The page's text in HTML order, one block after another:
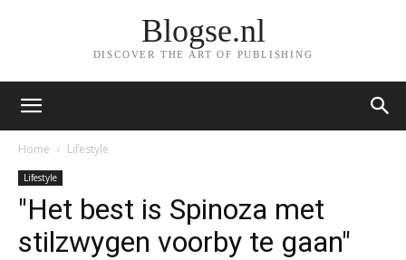
Blogse.nl
DISCOVER THE ART OF PUBLISHING
Home Lifestyle
Lifestyle
"Het best is Spinoza met
stilzwygen voorby te gaan"